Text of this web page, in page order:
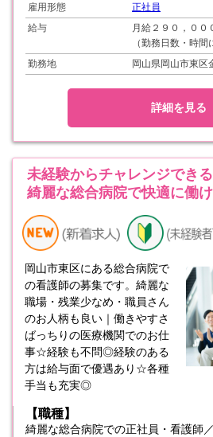
雇用形態
正社員
給与
月給２９０，００
（勤務日数・時間
勤務地
岡山県岡山市東区
詳細を見る
未経験からチャレンジでき
綺麗な総合病院で快適に働
岡山市東区にある総合病院で
の看護師の募集です。綺麗な
職場・残業少なめ・職員さん
のお人柄も良い｜働きやすさ
ばっちりの医療機関でのお仕
事☆経験も不問◎経験のある
方は給与面で優遇あり☆各種
手当も充実◎
【職種】
綺麗な総合病院での正社員・看護師